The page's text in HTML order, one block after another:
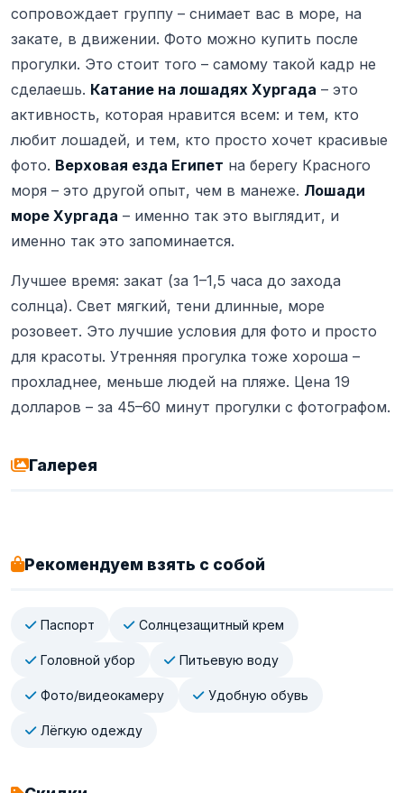
сопровождает группу – снимает вас в море, на
закате, в движении. Фото можно купить после
прогулки. Это стоит того – самому такой кадр не
сделаешь. Катание на лошадях Хургада – это
активность, которая нравится всем: и тем, кто
любит лошадей, и тем, кто просто хочет красивые
фото. Верховая езда Египет на берегу Красного
моря – это другой опыт, чем в манеже. Лошади
море Хургада – именно так это выглядит, и
именно так это запоминается.
Лучшее время: закат (за 1–1,5 часа до захода
солнца). Свет мягкий, тени длинные, море
розовеет. Это лучшие условия для фото и просто
для красоты. Утренняя прогулка тоже хороша –
прохладнее, меньше людей на пляже. Цена 19
долларов – за 45–60 минут прогулки с фотографом.
Галерея
Рекомендуем взять с собой
Паспорт Солнцезащитный крем
Головной убор Питьевую воду
Фото/видеокамеру Удобную обувь
Лёгкую одежду